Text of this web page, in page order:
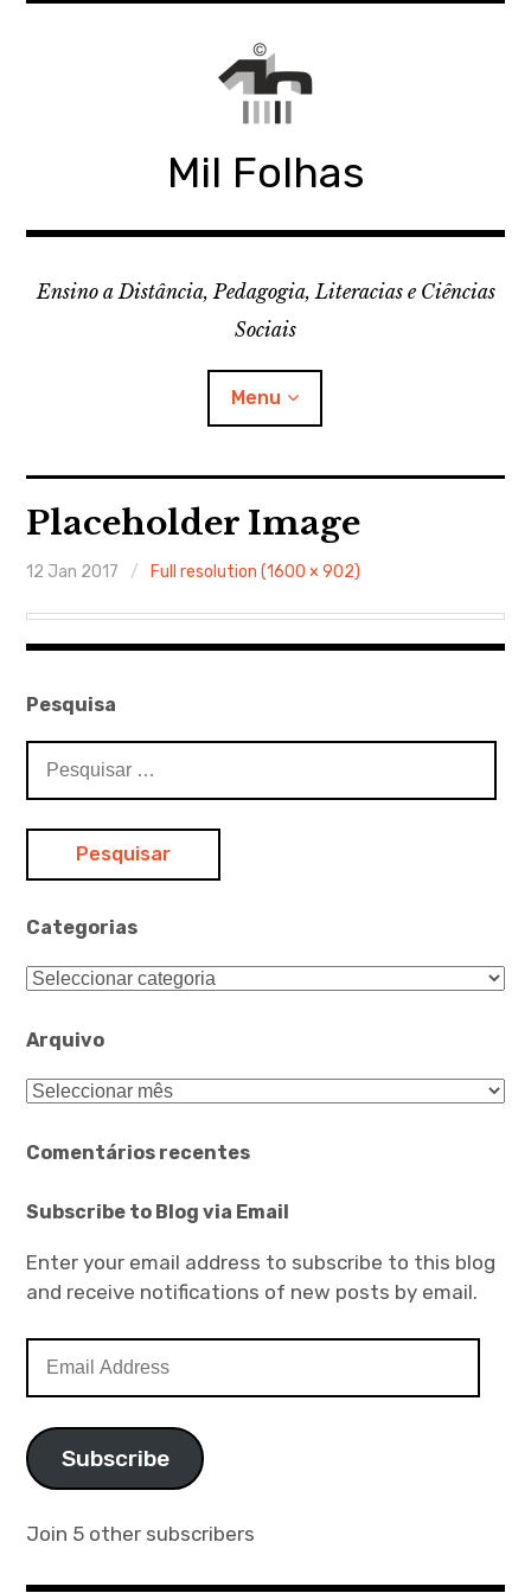
Mil Folhas
Ensino a Distância, Pedagogia, Literacias e Ciências
Sociais
Menu
CDD
Ferramentas Digitais
Blog
Placeholder Image
12 Jan 2017 Full resolution (1600 × 902)
Pesquisa
por:
Categorias
Categorias
Arquivo
Arquivo
Comentários recentes
Subscribe to Blog via Email
Enter your email address to subscribe to this blog
and receive notifications of new posts by email.
Address
Subscribe
Join 5 other subscribers